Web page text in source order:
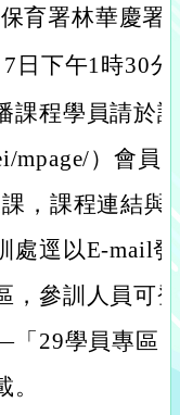
育署林華慶署
日下午1時30
課程學員請於
mpage/）會員
，課程連結與
處逕以E-mail
，參訓人員可
「29學員專區